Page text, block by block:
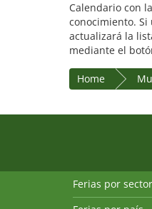
Calendario con
conocimiento.
actualizará la
mediante el
Home
Ferias por